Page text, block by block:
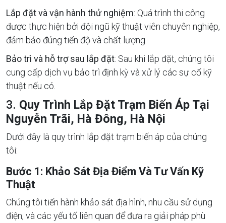
Lắp đặt và vận hành thử nghiệm: Quá trình thi công
được thực hiện bởi đội ngũ kỹ thuật viên chuyên nghiệp,
đảm bảo đúng tiến độ và chất lượng.
Bảo trì và hỗ trợ sau lắp đặt: Sau khi lắp đặt, chúng tôi
cung cấp dịch vụ bảo trì định kỳ và xử lý các sự cố kỹ
thuật nếu có.
3. Quy Trình Lắp Đặt Trạm Biến Áp Tại
Nguyễn Trãi, Hà Đông, Hà Nội
Dưới đây là quy trình lắp đặt trạm biến áp của chúng
tôi:
Bước 1: Khảo Sát Địa Điểm Và Tư Vấn Kỹ
Thuật
Chúng tôi tiến hành khảo sát địa hình, nhu cầu sử dụng
điện, và các yếu tố liên quan để đưa ra giải pháp phù